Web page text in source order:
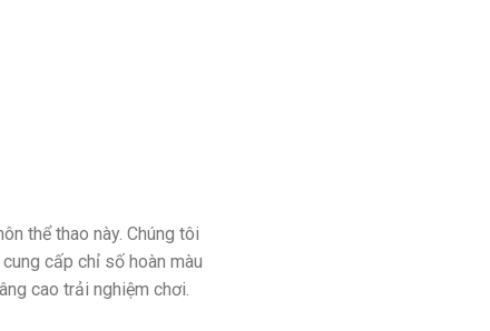
thể thao này. Chúng tôi
cấp chỉ số hoàn màu
cao trải nghiệm chơi.